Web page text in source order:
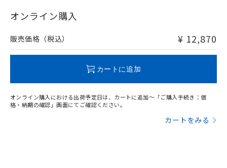
在庫等で未対応品が混在する可能性があります。
問い合わせください。
オンライン購入
販売価格（税込） ¥ 12,870
カートに追加
オンライン購入における出荷予定日は、カートに追加～「ご購入手続き：価
格・納期の確認」画面にてご確認ください。
カートをみる